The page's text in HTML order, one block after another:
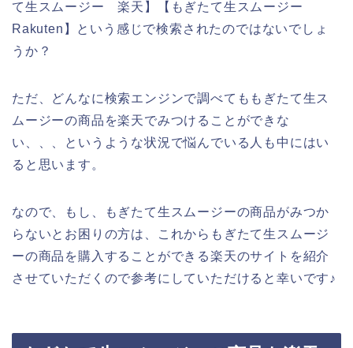
て生スムージー 楽天】【もぎたて生スムージー
Rakuten】という感じで検索されたのではないでしょ
うか？
ただ、どんなに検索エンジンで調べてももぎたて生ス
ムージーの商品を楽天でみつけることができな
い、、、というような状況で悩んでいる人も中にはい
ると思います。
なので、もし、もぎたて生スムージーの商品がみつか
らないとお困りの方は、これからもぎたて生スムージ
ーの商品を購入することができる楽天のサイトを紹介
させていただくので参考にしていただけると幸いです♪